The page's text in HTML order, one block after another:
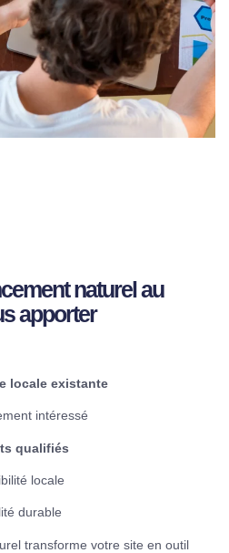
naturel au
apporter
locale existante
intéressé
qualifiés
locale
durable
transforme votre site en outil